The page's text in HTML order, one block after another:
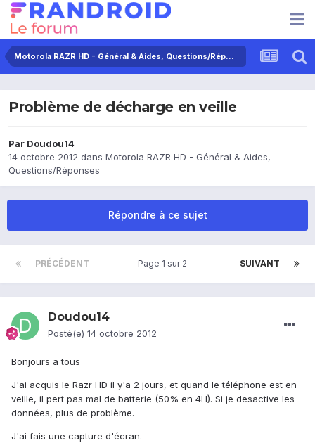
Motorola RAZR HD - Général & Aides, Questions/Réponses
Problème de décharge en veille
Par Doudou14
14 octobre 2012 dans Motorola RAZR HD - Général & Aides,
Questions/Réponses
Répondre à ce sujet
PRÉCÉDENT SUIVANT
Page 1 sur 2
Doudou14
Posté(e) 14 octobre 2012
Bonjours a tous
J'ai acquis le Razr HD il y'a 2 jours, et quand le téléphone est en
veille, il pert pas mal de batterie (50% en 4H). Si je desactive les
données, plus de problème.
J'ai fais une capture d'écran.